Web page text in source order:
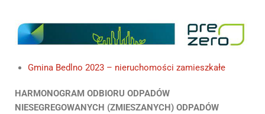
Gmina Bedlno 2023 – nieruchomości zamieszkałe
HARMONOGRAM ODBIORU ODPADÓW
NIESEGREGOWANYCH (ZMIESZANYCH) ODPADÓW